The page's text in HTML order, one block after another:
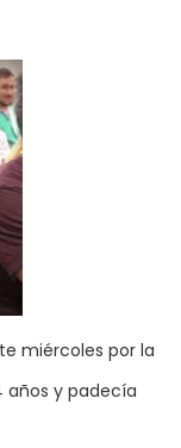
miércoles por la
años y padecía